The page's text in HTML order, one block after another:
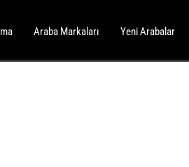
Araba Markaları Yeni Arabalar